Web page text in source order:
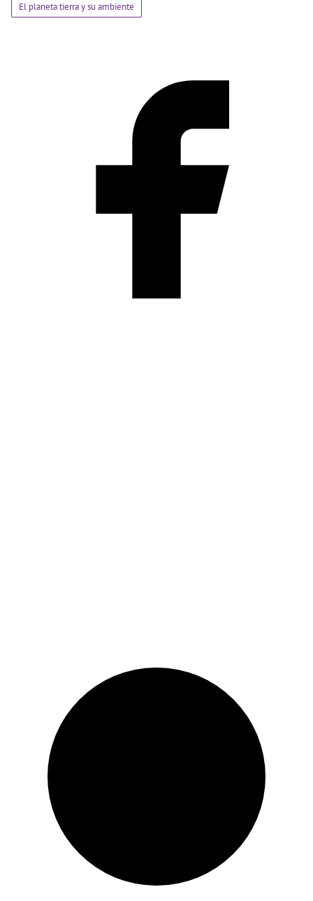
El planeta tierra y su ambiente